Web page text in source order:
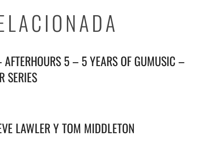
5 – 5 YEARS OF GUMUSIC –
SERIES
LAWLER Y TOM MIDDLETON